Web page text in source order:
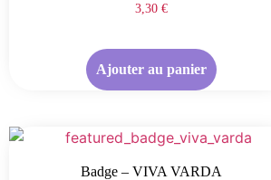
3,30 €
Ajouter au panier
Badge – VIVA VARDA